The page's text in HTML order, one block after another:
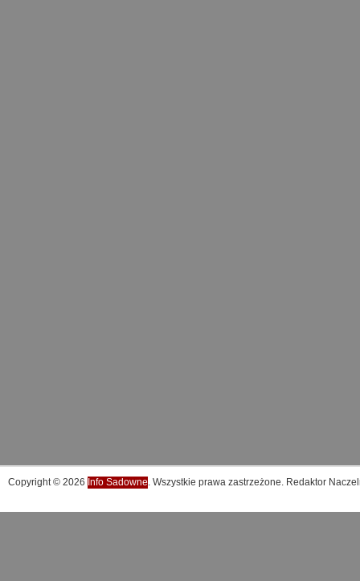
Copyright © 2026 Info Sadowne. Wszystkie prawa zastrzeżone. Redaktor